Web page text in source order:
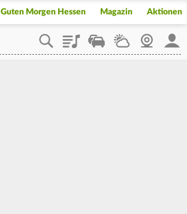
Guten Morgen Hessen Magazin Aktionen
PlaylistStaupilotWetterWebcam